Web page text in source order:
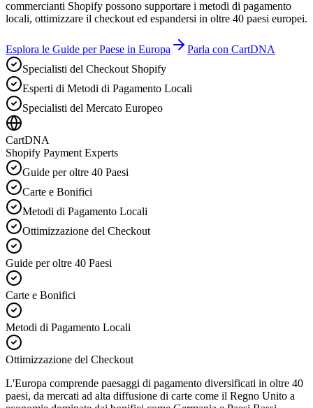
commercianti Shopify possono supportare i metodi di pagamento
locali, ottimizzare il checkout ed espandersi in oltre 40 paesi europei.
Esplora le Guide per Paese in Europa
Parla con CartDNA
Specialisti del Checkout Shopify
Esperti di Metodi di Pagamento Locali
Specialisti del Mercato Europeo
CartDNA
Shopify Payment Experts
Guide per oltre 40 Paesi
Carte e Bonifici
Metodi di Pagamento Locali
Ottimizzazione del Checkout
Guide per oltre 40 Paesi
Carte e Bonifici
Metodi di Pagamento Locali
Ottimizzazione del Checkout
L'Europa comprende paesaggi di pagamento diversificati in oltre 40
paesi, da mercati ad alta diffusione di carte come il Regno Unito a